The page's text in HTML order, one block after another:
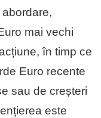
mai vechi
în timp ce
Euro recente
sau de creșteri
este